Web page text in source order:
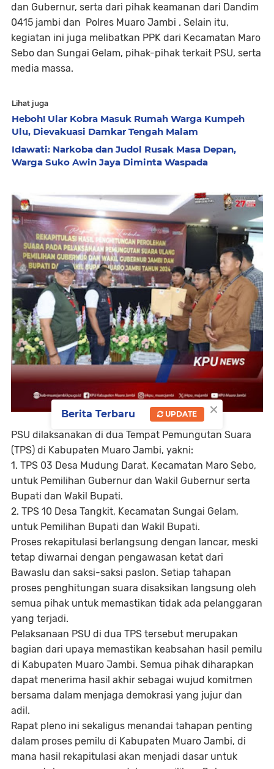
dan Gubernur, serta dari pihak keamanan dari Dandim
0415 jambi dan Polres Muaro Jambi . Selain itu,
kegiatan ini juga melibatkan PPK dari Kecamatan Maro
Sebo dan Sungai Gelam, pihak-pihak terkait PSU, serta
media massa.
Lihat juga
Heboh! Ular Kobra Masuk Rumah Warga Kumpeh
Ulu, Dievakuasi Damkar Tengah Malam
Idawati: Narkoba dan Judol Rusak Masa Depan,
Warga Suko Awin Jaya Diminta Waspada
PSU dilaksanakan di dua Tempat Pemungutan Suara
(TPS) di Kabupaten Muaro Jambi, yakni:
1. TPS 03 Desa Mudung Darat, Kecamatan Maro Sebo,
untuk Pemilihan Gubernur dan Wakil Gubernur serta
Bupati dan Wakil Bupati.
2. TPS 10 Desa Tangkit, Kecamatan Sungai Gelam,
untuk Pemilihan Bupati dan Wakil Bupati.
Proses rekapitulasi berlangsung dengan lancar, meski
tetap diwarnai dengan pengawasan ketat dari
Bawaslu dan saksi-saksi paslon. Setiap tahapan
proses penghitungan suara disaksikan langsung oleh
semua pihak untuk memastikan tidak ada pelanggaran
yang terjadi.
Pelaksanaan PSU di dua TPS tersebut merupakan
bagian dari upaya memastikan keabsahan hasil pemilu
di Kabupaten Muaro Jambi. Semua pihak diharapkan
dapat menerima hasil akhir sebagai wujud komitmen
bersama dalam menjaga demokrasi yang jujur dan
adil.
Rapat pleno ini sekaligus menandai tahapan penting
dalam proses pemilu di Kabupaten Muaro Jambi, di
mana hasil rekapitulasi akan menjadi dasar untuk
×
Berita Terbaru UPDATE